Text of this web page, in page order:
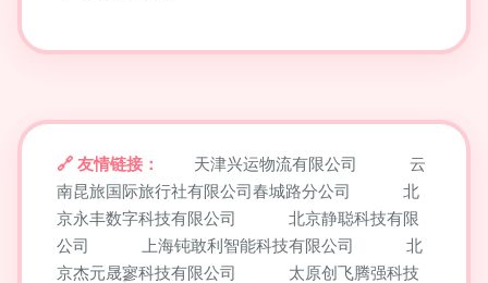
友情链接： 天津兴运物流有限公司
云
南昆旅国际旅行社有限公司春城路分公司
北
京永丰数字科技有限公司
北京静聪科技有限
公司
上海钝敢利智能科技有限公司
北
京杰元晟寥科技有限公司
太原创飞腾强科技